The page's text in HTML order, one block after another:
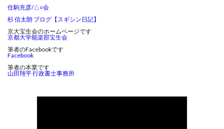
住駒充彦/△○会
杉 信太朗 ブログ【スギシン日記】
京大宝生会のホームページです
京都大学能楽部宝生会
筆者のFacebookです
Facebook
筆者の本業です
山田翔平 行政書士事務所